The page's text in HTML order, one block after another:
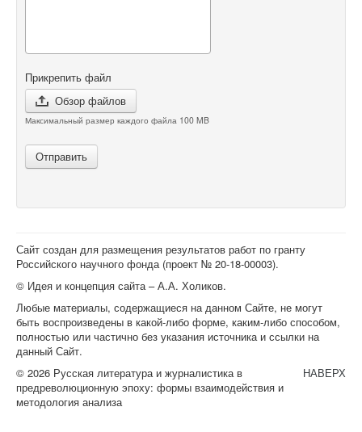
Прикрепить файл
Обзор файлов
Максимальный размер каждого файла 100 MB
Отправить
Сайт создан для размещения результатов работ по гранту
Российского научного фонда (проект № 20-18-00003).
© Идея и концепция сайта – А.А. Холиков.
Любые материалы, содержащиеся на данном Сайте, не могут
быть воспроизведены в какой-либо форме, каким-либо способом,
полностью или частично без указания источника и ссылки на
данный Сайт.
НАВЕРХ
© 2026 Русская литература и журналистика в
предреволюционную эпоху: формы взаимодействия и
методология анализа